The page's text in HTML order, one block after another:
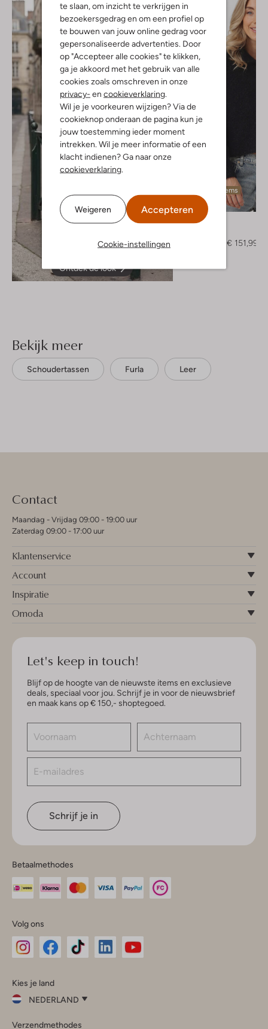
te slaan, om inzicht te verkrijgen in
bezoekersgedrag en om een profiel op
te bouwen van jouw online gedrag voor
gepersonaliseerde advertenties. Door
op "Accepteer alle cookies" te klikken,
ga je akkoord met het gebruik van alle
cookies zoals omschreven in onze
privacy- en cookieverklaring.
Wil je je voorkeuren wijzigen? Via de
cookieknop onderaan de pagina kun je
jouw toestemming ieder moment
intrekken. Wil je meer informatie of een
klacht indienen? Ga naar onze
cookieverklaring.
Weigeren Accepteren
Cookie-instellingen
Ontdek de look
Laatste items
-20%
Knit-Ted
€ 151,99
Bekijk meer
Schoudertassen Furla Leer
Contact
Maandag - Vrijdag 09:00 - 19:00 uur
Zaterdag 09:00 - 17:00 uur
Klantenservice
Account
Inspiratie
Omoda
Let's keep in touch!
Blijf op de hoogte van de nieuwste items en exclusieve
deals, speciaal voor jou. Schrijf je in voor de nieuwsbrief
en maak kans op € 150,- shoptegoed.
Schrijf je in
Betaalmethodes
Volg ons
InstagramFacebook
Kies je land
NEDERLAND
je
Verzendmethodes